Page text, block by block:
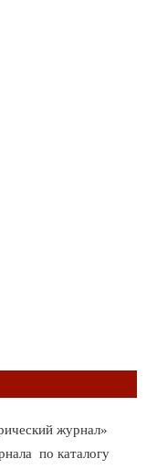
журнал»
по каталогу